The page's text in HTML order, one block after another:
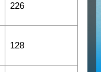
226
128